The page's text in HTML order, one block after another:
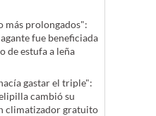
más prolongados":
fue beneficiada
de estufa a leña
gastar el triple":
cambió su
climatizador gratuito